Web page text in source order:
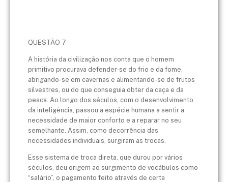
QUESTÃO 7
A história da civilização nos conta que o homem
primitivo procurava defender-se do frio e da fome,
abrigando-se em cavernas e alimentando-se de frutos
silvestres, ou do que conseguia obter da caça e da
pesca. Ao longo dos séculos, com o desenvolvimento
da inteligência, passou a espécie humana a sentir a
necessidade de maior conforto e a reparar no seu
semelhante. Assim, como decorrência das
necessidades individuais, surgiram as trocas.
Esse sistema de troca direta, que durou por vários
séculos, deu origem ao surgimento de vocábulos como
“salário”, o pagamento feito através de certa